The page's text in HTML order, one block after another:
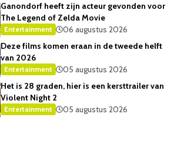
Ganondorf heeft zijn acteur gevonden voor
The Legend of Zelda Movie
Entertainment
06 augustus 2026
Deze films komen eraan in de tweede helft
van 2026
Entertainment
05 augustus 2026
Het is 28 graden, hier is een kersttrailer van
Violent Night 2
Entertainment 05 augustus 2026